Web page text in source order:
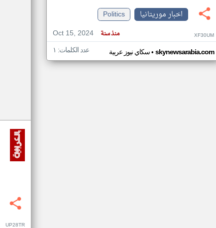
اخبار موريتانيا
Politics
Oct 15, 2024
منذ سنة XF30UM
سكاي نيوز عربية• skynewsarabia.com عدد الكلمات: ١
UP28TR